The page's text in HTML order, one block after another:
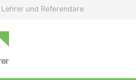
und Referendare